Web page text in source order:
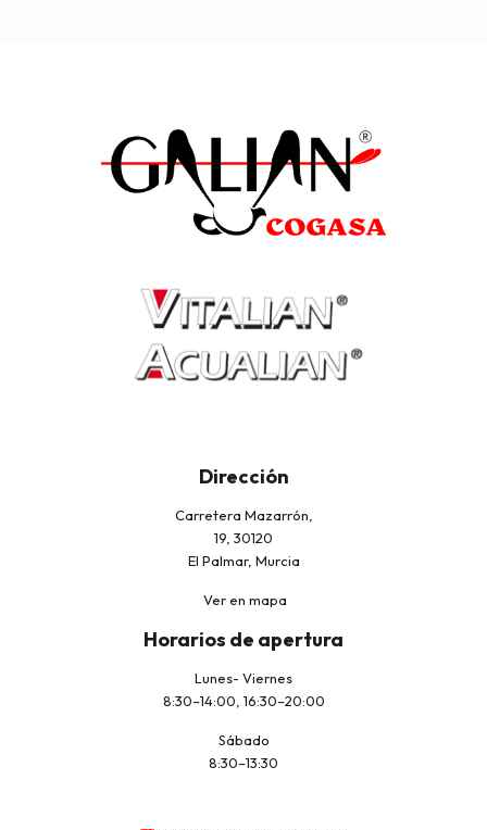
Dirección
Carretera Mazarrón,
19, 30120
El Palmar, Murcia
Ver en mapa
Horarios de apertura
Lunes- Viernes
8:30–14:00, 16:30–20:00
Sábado
8:30–13:30